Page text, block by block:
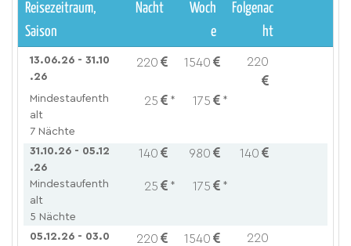
Reisezeitraum,
Saison
Nacht
Woch
e
Folgenac
ht
13.06.26 - 31.10
.26
220 1540 220
Mindestaufenth
alt
7 Nächte
25 * 175 *
31.10.26 - 05.12
.26
140 980 140
Mindestaufenth
alt
5 Nächte
25 * 175 *
05.12.26 - 03.0
220 1540 220